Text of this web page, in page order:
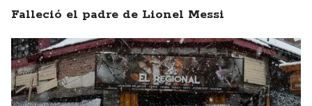
Falleció el padre de Lionel Messi